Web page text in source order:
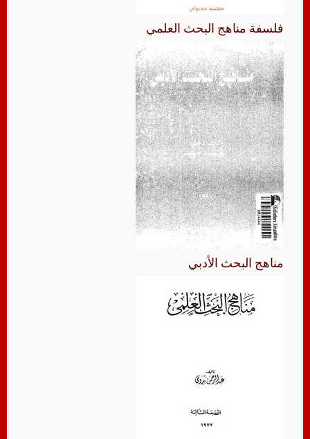
فلسفة مناهج البحث العلمي
مناهج البحث الأدبي